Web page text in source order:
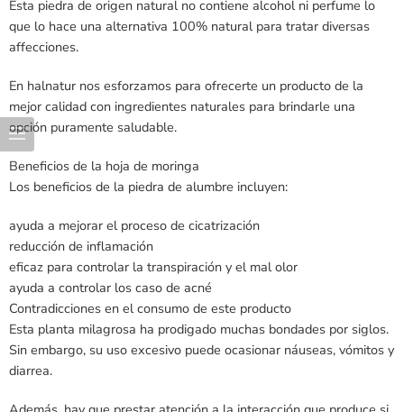
Esta piedra de origen natural no contiene alcohol ni perfume lo
que lo hace una alternativa 100% natural para tratar diversas
affecciones.
En halnatur nos esforzamos para ofrecerte un producto de la
mejor calidad con ingredientes naturales para brindarle una
opción puramente saludable.
Beneficios de la hoja de moringa
Los beneficios de la piedra de alumbre incluyen:
ayuda a mejorar el proceso de cicatrización
reducción de inflamación
eficaz para controlar la transpiración y el mal olor
ayuda a controlar los caso de acné
Contradicciones en el consumo de este producto
Esta planta milagrosa ha prodigado muchas bondades por siglos.
Sin embargo, su uso excesivo puede ocasionar náuseas, vómitos y
diarrea.